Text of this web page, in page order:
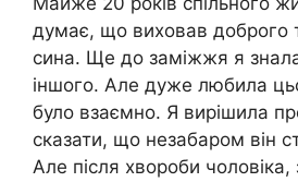
думає, що виховав доброго
сина. Ще до заміжжя я
іншого. Але дуже любила
було взаємно. Я вирішила
сказати, що незабаром він
Але після хвороби